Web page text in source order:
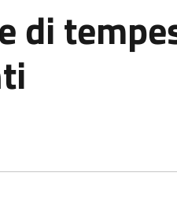
di